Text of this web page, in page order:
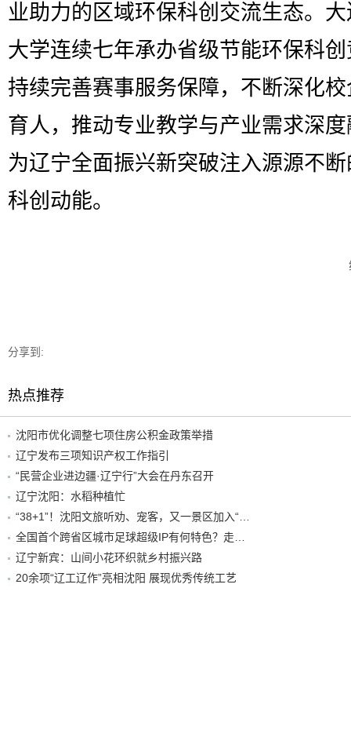
业助力的区域环保科创交流生态。
大学连续七年承办省级节能环保科
持续完善赛事服务保障，不断深化
育人，推动专业教学与产业需求深
为辽宁全面振兴新突破注入源源不
科创动能。
分享到:
热点推荐
沈阳市优化调整七项住房公积金政策举措
辽宁发布三项知识产权工作指引
“民营企业进边疆·辽宁行”大会在丹东召开
辽宁沈阳：水稻种植忙
辽宁新宾：山间小花环织就乡村振兴路
20余项“辽工辽作”亮相沈阳 展现优秀传统工艺